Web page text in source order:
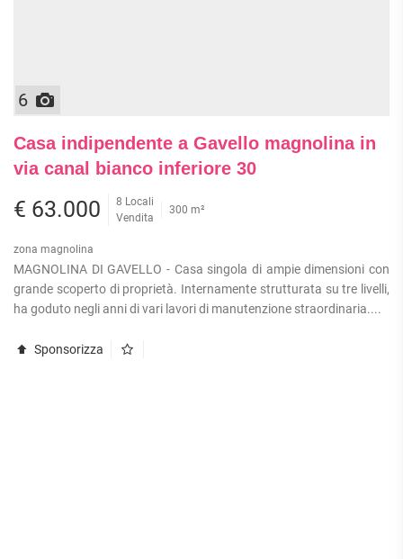
6
Casa indipendente a Gavello magnolina in
via canal bianco inferiore 30
€ 63.000
8 Locali
Vendita
300 m²
zona magnolina
MAGNOLINA DI GAVELLO - Casa singola di ampie dimensioni con
grande scoperto di proprietà. Internamente strutturata su tre livelli,
ha goduto negli anni di vari lavori di manutenzione straordinaria....
Sponsorizza